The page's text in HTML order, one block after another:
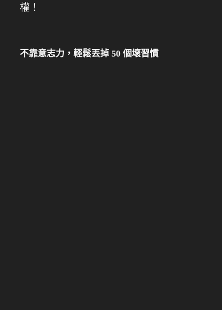
權！
不靠意志力，輕鬆丟掉 50 個壞習慣